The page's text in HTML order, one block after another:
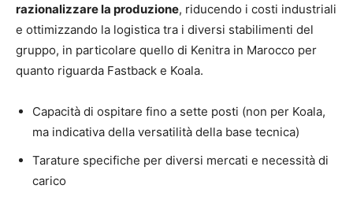
razionalizzare la produzione, riducendo i costi industriali
e ottimizzando la logistica tra i diversi stabilimenti del
gruppo, in particolare quello di Kenitra in Marocco per
quanto riguarda Fastback e Koala.
Capacità di ospitare fino a sette posti (non per Koala,
ma indicativa della versatilità della base tecnica)
Tarature specifiche per diversi mercati e necessità di
carico